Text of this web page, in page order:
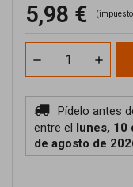
5,98 €
Pídelo antes
entre el lunes, 10
de agosto de